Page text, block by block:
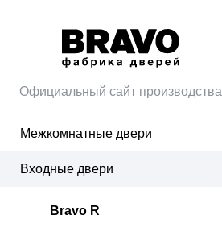
Официальный сайт производства
Межкомнатные двери
Входные двери
Bravo R